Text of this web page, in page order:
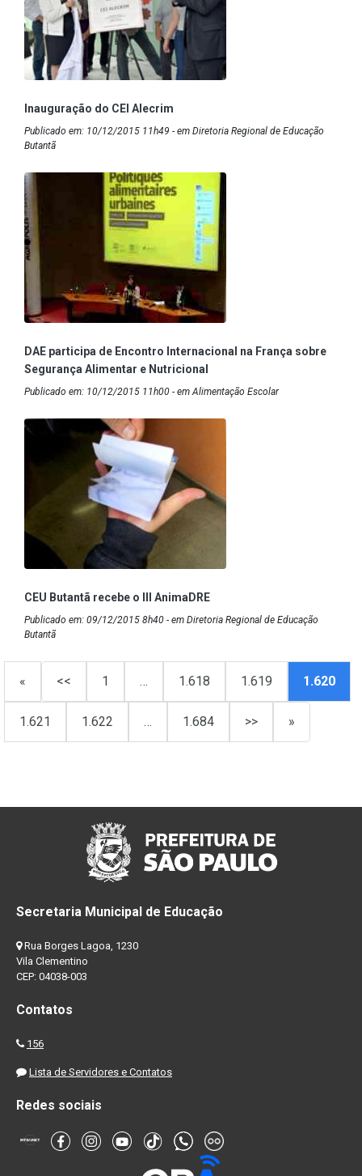
Inauguração do CEI Alecrim
Publicado em: 10/12/2015 11h49 - em Diretoria Regional de Educação
Butantã
DAE participa de Encontro Internacional na França sobre
Segurança Alimentar e Nutricional
Publicado em: 10/12/2015 11h00 - em Alimentação Escolar
CEU Butantã recebe o III AnimaDRE
Publicado em: 09/12/2015 8h40 - em Diretoria Regional de Educação
Butantã
« << 1 … 1.618 1.619 1.620
1.621 1.622 … 1.684 >> »
Secretaria Municipal de Educação
Rua Borges Lagoa, 1230
Vila Clementino
CEP: 04038-003
Contatos
156
Lista de Servidores e Contatos
Redes sociais